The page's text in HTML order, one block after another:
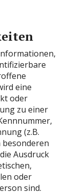
eine
oder
zu einer
(z.B.
besonderen
Ausdruck
oder
sind.